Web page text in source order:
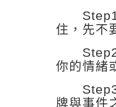
Step1
住，先不
Step2
你的情緒
Step3
牌與事件